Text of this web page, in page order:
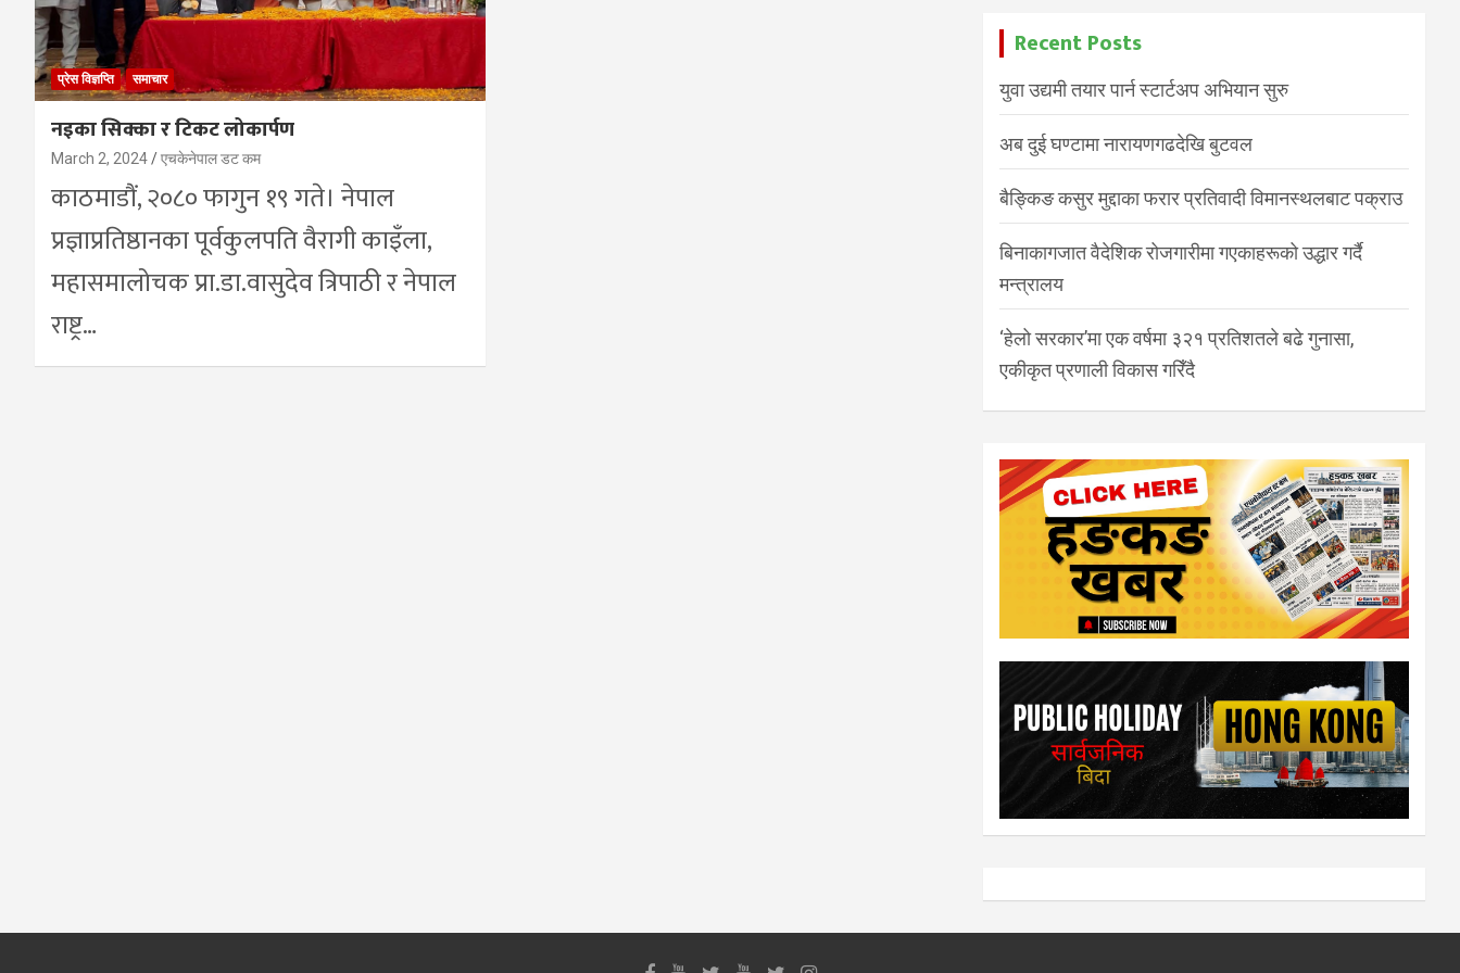
प्रेस विज्ञप्ति समाचार
नइका सिक्का र टिकट लोकार्पण
March 2, 2024 एचकेनेपाल डट कम
काठमाडौं, २०८० फागुन १९ गते। नेपाल
प्रज्ञाप्रतिष्ठानका पूर्वकुलपति वैरागी काइँला,
महासमालोचक प्रा.डा.वासुदेव त्रिपाठी र नेपाल
राष्ट्र…
Recent Posts
युवा उद्यमी तयार पार्न स्टार्टअप अभियान सुरु
अब दुई घण्टामा नारायणगढदेखि बुटवल
बैङ्किङ कसुर मुद्दाका फरार प्रतिवादी विमानस्थलबाट पक्राउ
बिनाकागजात वैदेशिक रोजगारीमा गएकाहरूको उद्धार गर्दै
मन्त्रालय
‘हेलो सरकार’मा एक वर्षमा ३२१ प्रतिशतले बढे गुनासा,
एकीकृत प्रणाली विकास गरिँदै